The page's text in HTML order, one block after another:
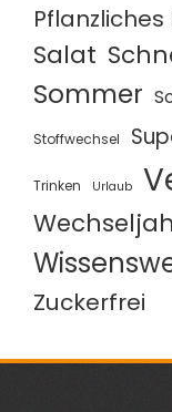
Pflanzliches
Salat
Sommer
Stoffwechsel
Trinken Urlaub
Zuckerfrei